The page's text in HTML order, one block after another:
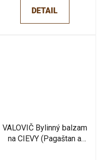
DETAIL
VALOVIČ Bylinný balzam
na CIEVY (Pagaštan a